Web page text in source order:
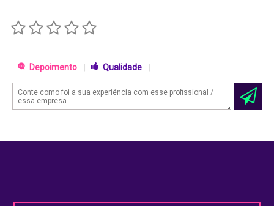
Técnico em Administração.
Cursos
Web Design e Designer Gráfico Completo.
Departamento Pessoal Completo.
Depoimento Qualidade